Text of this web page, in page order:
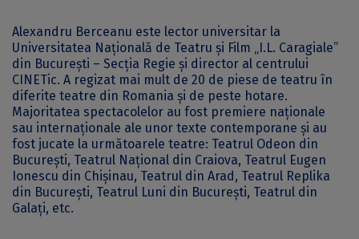
Alexandru Berceanu este lector universitar la
Universitatea Națională de Teatru și Film „I.L. Caragiale”
din București – Secția Regie și director al centrului
CINETic. A regizat mai mult de 20 de piese de teatru în
diferite teatre din Romania și de peste hotare.
Majoritatea spectacolelor au fost premiere naționale
sau internaționale ale unor texte contemporane și au
fost jucate la următoarele teatre: Teatrul Odeon din
București, Teatrul Național din Craiova, Teatrul Eugen
Ionescu din Chișinau, Teatrul din Arad, Teatrul Replika
din București, Teatrul Luni din București, Teatrul din
Galați, etc.